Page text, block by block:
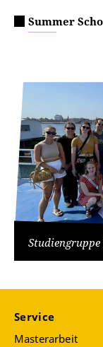
Summer
Service
Masterarbeit